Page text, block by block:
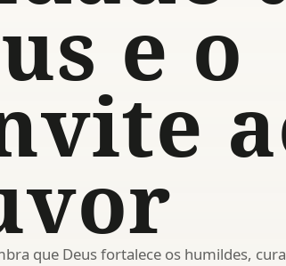
e o
que Deus fortalece os humildes,